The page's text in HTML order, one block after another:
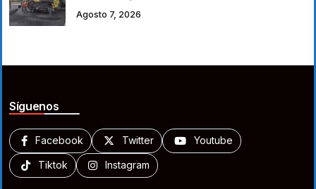
Agosto 7, 2026
Síguenos
Facebook Twitter Youtube
Tiktok Instagram